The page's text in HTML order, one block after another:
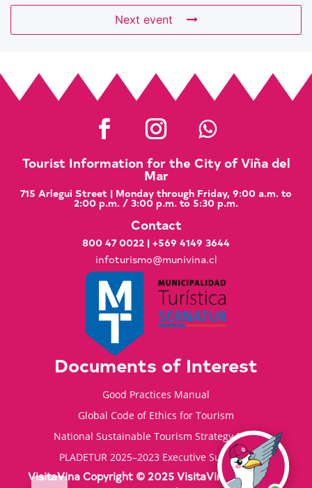
Next event
Tourist Information for the City of Viña del
Mar
715 Arlegui Street | Monday through Friday, 9:00 a.m. to
2:00 p.m. / 3:00 p.m. to 5:30 p.m.
Contact
800 47 0022 | +569 4149 3644
infoturismo@munivina.cl
Documents of Interest
Good Practices Manual
Global Code of Ethics for Tourism
National Sustainable Tourism Strategy 2035
PLADETUR 2025–2023 Executive Summary
VisitaVina Copyright © 2025 VisitaVina - All rights